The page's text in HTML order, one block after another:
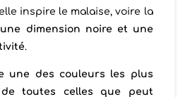
elle inspire le malaise, voire la
dimension noire et une
.
une des couleurs les plus
de toutes celles que peut